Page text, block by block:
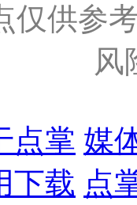
仅供参
风
点掌 媒
下载 点